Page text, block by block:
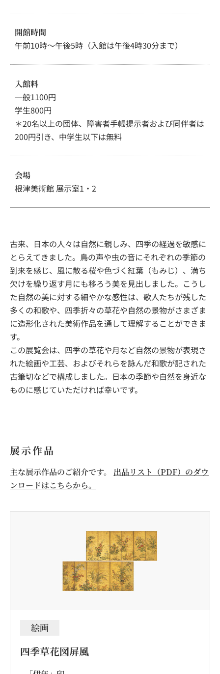
開館時間
午前10時～午後5時（入館は午後4時30分まで）
入館料
一般1100円
学生800円
＊20名以上の団体、障害者手帳提示者および同伴者は
200円引き、中学生以下は無料
会場
根津美術館 展示室1・2
古来、日本の人々は自然に親しみ、四季の経過を敏感に
とらえてきました。鳥の声や虫の音にそれぞれの季節の
到来を感じ、風に散る桜や色づく紅葉（もみじ）、満ち
欠けを繰り返す月にも移ろう美を見出しました。こうし
た自然の美に対する細やかな感性は、歌人たちが残した
多くの和歌や、四季折々の草花や自然の景物がさまざま
に造形化された美術作品を通して理解することができま
す。
この展覧会は、四季の草花や月など自然の景物が表現さ
れた絵画や工芸、およびそれらを詠んだ和歌が記された
古筆切などで構成しました。日本の季節や自然を身近な
ものに感じていただければ幸いです。
展示作品
主な展示作品のご紹介です。 出品リスト（PDF）のダウ
ンロードはこちらから。
絵画
四季草花図屏風